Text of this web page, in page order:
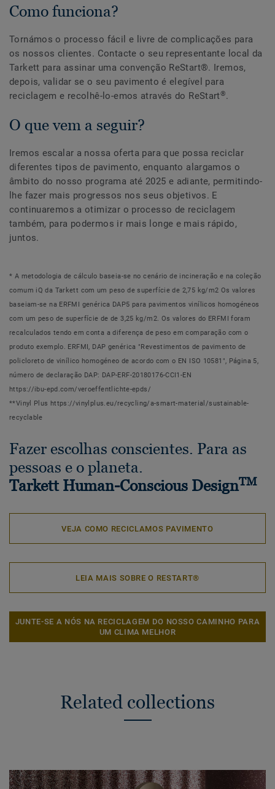
Como funciona?
Tornámos o processo fácil e livre de complicações para
os nossos clientes. Contacte o seu representante local da
Tarkett para assinar uma convenção ReStart®. Iremos,
depois, validar se o seu pavimento é elegível para
reciclagem e recolhê-lo-emos através do ReStart®.
O que vem a seguir?
Iremos escalar a nossa oferta para que possa reciclar
diferentes tipos de pavimento, enquanto alargamos o
âmbito do nosso programa até 2025 e adiante, permitindo-
lhe fazer mais progressos nos seus objetivos. E
continuaremos a otimizar o processo de reciclagem
também, para podermos ir mais longe e mais rápido,
juntos.
* A metodologia de cálculo baseia-se no cenário de incineração e na coleção
comum iQ da Tarkett com um peso de superfície de 2,75 kg/m2 Os valores
baseiam-se na ERFMI genérica DAP5 para pavimentos vinílicos homogéneos
com um peso de superfície de de 3,25 kg/m2. Os valores do ERFMI foram
recalculados tendo em conta a diferença de peso em comparação com o
produto exemplo. ERFMI, DAP genérica "Revestimentos de pavimento de
policloreto de vinílico homogéneo de acordo com o EN ISO 10581", Página 5,
número de declaração DAP: DAP-ERF-20180176-CCI1-EN
https://ibu-epd.com/veroeffentlichte-epds/
**Vinyl Plus https://vinylplus.eu/recycling/a-smart-material/sustainable-
recyclable
Fazer escolhas conscientes. Para as
pessoas e o planeta.
Tarkett Human-Conscious DesignTM
VEJA COMO RECICLAMOS PAVIMENTO
LEIA MAIS SOBRE O RESTART®
JUNTE-SE A NÓS NA RECICLAGEM DO NOSSO CAMINHO PARA
UM CLIMA MELHOR
Related collections